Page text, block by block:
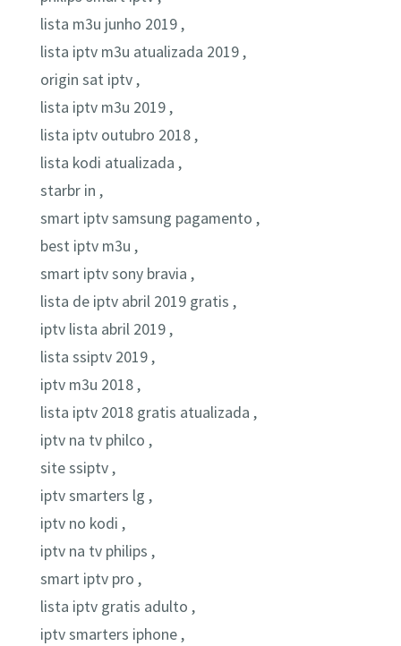
lista m3u junho 2019 ,
lista iptv m3u atualizada 2019 ,
origin sat iptv ,
lista iptv m3u 2019 ,
lista iptv outubro 2018 ,
lista kodi atualizada ,
starbr in ,
smart iptv samsung pagamento ,
best iptv m3u ,
smart iptv sony bravia ,
lista de iptv abril 2019 gratis ,
iptv lista abril 2019 ,
lista ssiptv 2019 ,
iptv m3u 2018 ,
lista iptv 2018 gratis atualizada ,
iptv na tv philco ,
site ssiptv ,
iptv smarters lg ,
iptv no kodi ,
iptv na tv philips ,
smart iptv pro ,
lista iptv gratis adulto ,
iptv smarters iphone ,